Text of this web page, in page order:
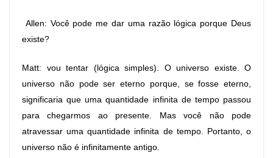
Allen: Você pode me dar uma razão lógica porque Deus
existe?
Matt: vou tentar (lógica simples). O universo existe. O
universo não pode ser eterno porque, se fosse eterno,
significaria que uma quantidade infinita de tempo passou
para chegarmos ao presente. Mas você não pode
atravessar uma quantidade infinita de tempo. Portanto, o
universo não é infinitamente antigo.